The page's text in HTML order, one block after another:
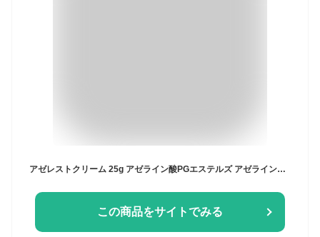
アゼレストクリーム 25g アゼライン酸PGエステルズ アゼライン酸 20％ 肌荒れ 赤み 毛穴 フェイスクリーム 毛穴ケア 皮脂 ナイアシンアミド 送料無料 dmc DMC 【日本初独自成分】【DoMeCare】
この商品をサイトでみる